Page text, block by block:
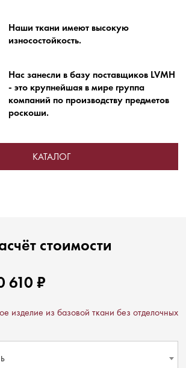
Наши ткани имеют высокую
износостойкость.
Нас занесли в базу поставщиков LVMH
- это крупнейшая в мире группа
компаний по производству предметов
роскоши.
КАТАЛОГ
стоимости
610 ₽
изделие из базовой ткани без отделочных